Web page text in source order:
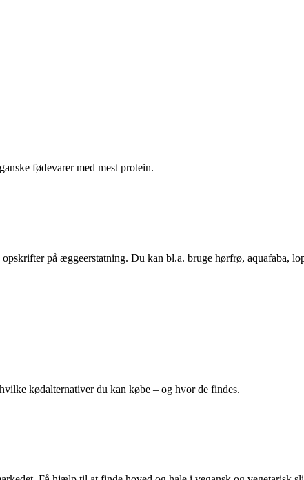
fødevarer med mest protein.
på æggeerstatning. Du kan bl.a. bruge hørfrø, aquafaba,
kødalternativer du kan købe – og hvor de findes.